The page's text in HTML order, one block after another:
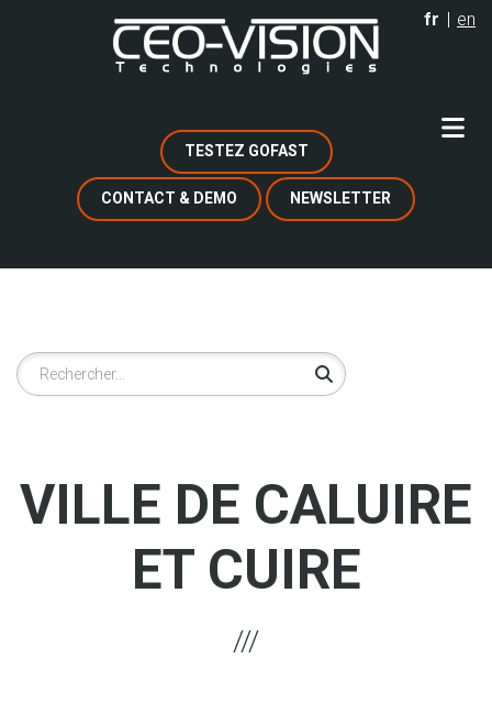
fr en
TESTEZ GOFAST
CONTACT & DEMO NEWSLETTER
Rechercher
VILLE DE CALUIRE
ET CUIRE